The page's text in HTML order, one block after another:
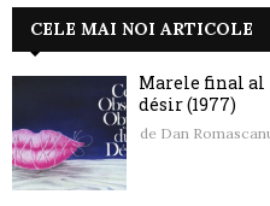
CELE MAI NOI ARTICOLE
Marele final al
désir (1977)
de Dan